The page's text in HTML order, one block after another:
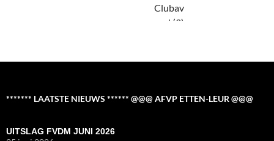
******* LAATSTE NIEUWS ****** @@@ AFVP ETTEN-LEUR @@@
UITSLAG FVDM JUNI 2026